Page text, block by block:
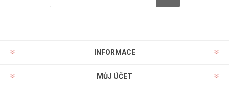
INFORMACE
MŮJ ÚČET